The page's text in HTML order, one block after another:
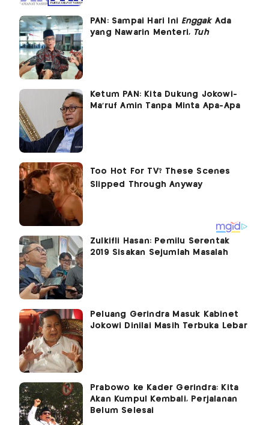
PAN: Sampai Hari Ini EnggakAda
yang Nawarin Menteri, Tuh
Ketum PAN: Kita Dukung Jokowi-
Ma'ruf Amin Tanpa Minta Apa-Apa
Zulkifli Hasan: Pemilu Serentak
2019 Sisakan Sejumlah Masalah
Peluang Gerindra Masuk Kabinet
Jokowi Dinilai Masih Terbuka Lebar
Prabowo ke Kader Gerindra: Kita
Akan Kumpul Kembali, Perjalanan
Belum Selesai